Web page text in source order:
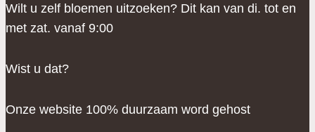
Wilt u zelf bloemen uitzoeken? Dit kan van di. tot en
met zat. vanaf 9:00
Wist u dat?
Onze website 100% duurzaam word gehost